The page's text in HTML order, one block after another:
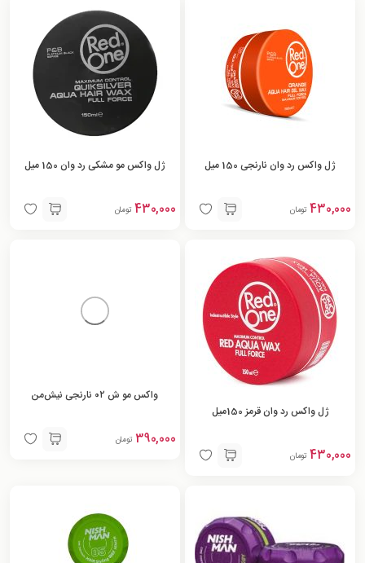
ژل واکس رد وان نارنجی 150 میل
430,000 تومان
ژل واکس مو مشکی رد وان 150 میل
430,000 تومان
ژل واکس رد وان قرمز 150میل
430,000 تومان
واکس مو ش ۰۲ نارنجی نیش‌من
390,000 تومان